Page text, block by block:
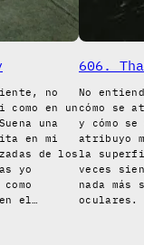
no
como en un
una
en mi
de los
yo
el…
606.
No
cómo se
y cómo se
atribuyo
la
veces
nada más
oculares.